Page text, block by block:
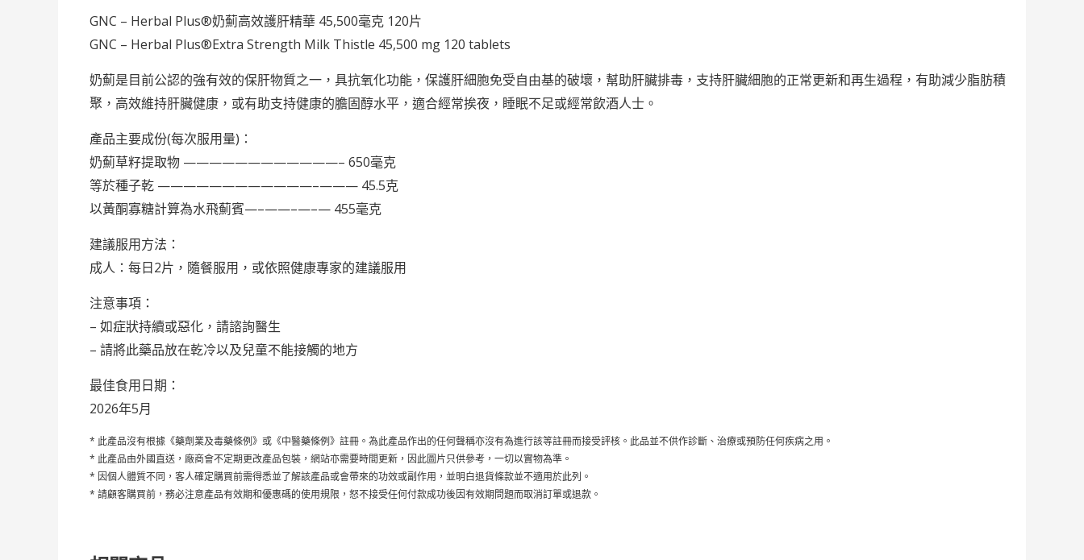
粒
囊
(添
GNC – Herbal Plus®奶薊高效護肝精華 45,500毫克 120片
GNC – Herbal Plus®Extra Strength Milk Thistle 45,500 mg 120 tablets
奶薊是目前公認的強有效的保肝物質之一，具抗氧化功能，保護肝細胞免受自由基的破壞，幫助肝臟排毒，支持肝臟細胞的正常更新和再生過程，有助減少脂肪積
聚，高效維持肝臟健康，或有助支持健康的膽固醇水平，適合經常挨夜，睡眠不足或經常飲酒人士。
產品主要成份(每次服用量)：
奶薊草籽提取物 ————————————– 650毫克
等於種子乾 ————————————–——— 45.5克
以黃酮寡糖計算為水飛薊賓—–——–—–— 455毫克
建議服用方法：
成人：每日2片，隨餐服用，或依照健康專家的建議服用
注意事項：
– 如症狀持續或惡化，請諮詢醫生
– 請將此藥品放在乾冷以及兒童不能接觸的地方
最佳食用日期：
2026年5月
* 此產品沒有根據《藥劑業及毒藥條例》或《中醫藥條例》註冊。為此產品作出的任何聲稱亦沒有為進行該等註冊而接受評核。此品並不供作診斷、治療或預防任何疾病之用。
* 此產品由外國直送，廠商會不定期更改產品包裝，網站亦需要時間更新，因此圖片只供參考，一切以實物為準。
* 因個人體質不同，客人確定購買前需得悉並了解該產品或會帶來的功效或副作用，並明白退貨條款並不適用於此列。
* 請顧客購買前，務必注意產品有效期和優惠碼的使用規限，怒不接受任何付款成功後因有效期問題而取消訂單或退款。